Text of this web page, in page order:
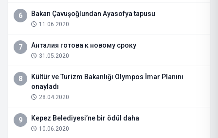
6 Bakan Çavuşoğlundan Ayasofya tapusu
11.06.2020
7 Анталия готова к новому сроку
31.05.2020
8
Kültür ve Turizm Bakanlığı Olympos İmar Planını
onayladı
28.04.2020
9 Kepez Belediyesi’ne bir ödül daha
10.06.2020